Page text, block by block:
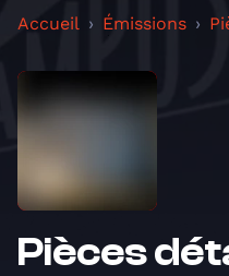
Accueil Émissions
Pièces